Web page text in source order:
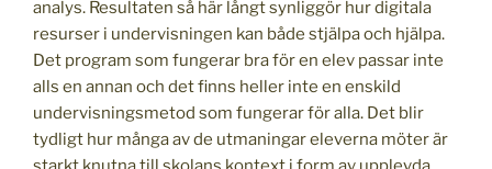
analys. Resultaten så här långt synliggör hur digitala
resurser i undervisningen kan både stjälpa och hjälpa.
Det program som fungerar bra för en elev passar inte
alls en annan och det finns heller inte en enskild
undervisningsmetod som fungerar för alla. Det blir
tydligt hur många av de utmaningar eleverna möter är